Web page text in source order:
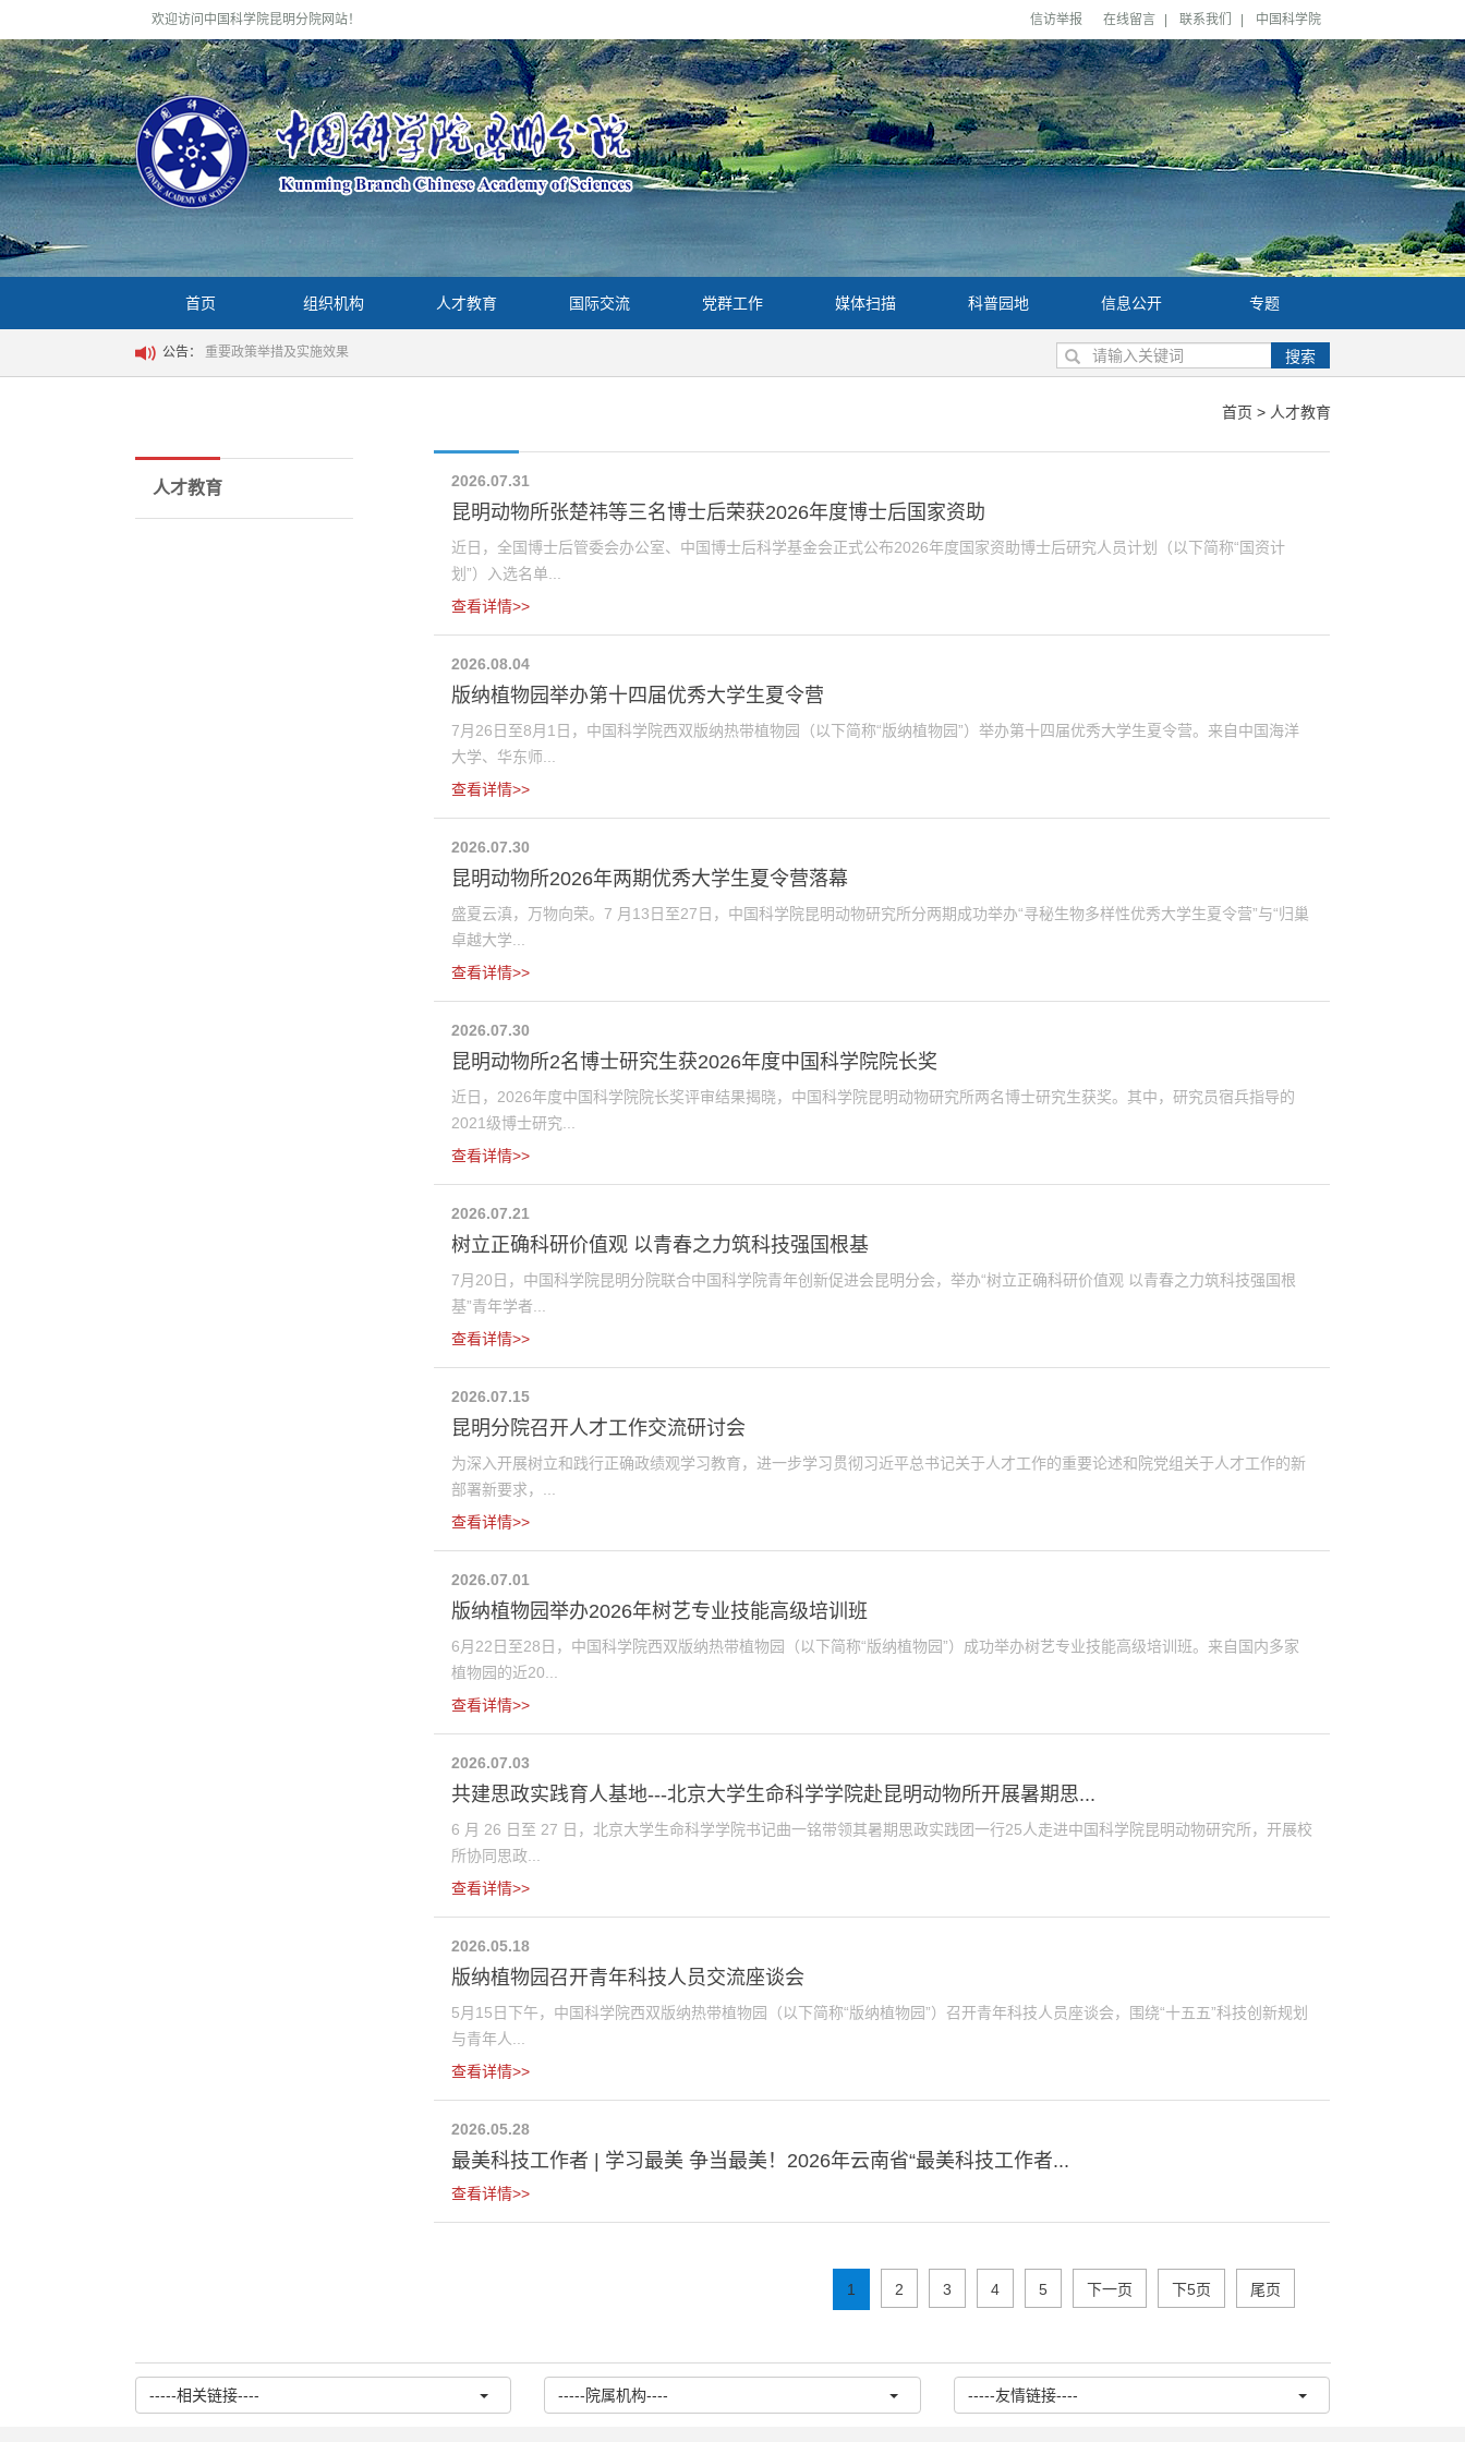
欢迎访问中国科学院昆明分院网站！ 信访举报 在线留言 联系我们 中国科学院
首页 组织机构 人才教育 国际交流 党群工作 媒体扫描 科普园地 信息公开 专题
公告： 重要政策举措及实施效果 搜索
首页 > 人才教育
人才教育 2026.07.31
昆明动物所张楚祎等三名博士后荣获2026年度博士后国家资助
近日，全国博士后管委会办公室、中国博士后科学基金会正式公布2026年度国家资助博士后研究人员计划（以下简称“国资计
划”）入选名单...
查看详情>>
2026.08.04
版纳植物园举办第十四届优秀大学生夏令营
7月26日至8月1日，中国科学院西双版纳热带植物园（以下简称“版纳植物园”）举办第十四届优秀大学生夏令营。来自中国海洋
大学、华东师...
查看详情>>
2026.07.30
昆明动物所2026年两期优秀大学生夏令营落幕
盛夏云滇，万物向荣。7 月13日至27日，中国科学院昆明动物研究所分两期成功举办“寻秘生物多样性优秀大学生夏令营”与“归巢
卓越大学...
查看详情>>
2026.07.30
昆明动物所2名博士研究生获2026年度中国科学院院长奖
近日，2026年度中国科学院院长奖评审结果揭晓，中国科学院昆明动物研究所两名博士研究生获奖。其中，研究员宿兵指导的
2021级博士研究...
查看详情>>
2026.07.21
树立正确科研价值观 以青春之力筑科技强国根基
7月20日，中国科学院昆明分院联合中国科学院青年创新促进会昆明分会，举办“树立正确科研价值观 以青春之力筑科技强国根
基”青年学者...
查看详情>>
2026.07.15
昆明分院召开人才工作交流研讨会
为深入开展树立和践行正确政绩观学习教育，进一步学习贯彻习近平总书记关于人才工作的重要论述和院党组关于人才工作的新
部署新要求，...
查看详情>>
2026.07.01
版纳植物园举办2026年树艺专业技能高级培训班
6月22日至28日，中国科学院西双版纳热带植物园（以下简称“版纳植物园”）成功举办树艺专业技能高级培训班。来自国内多家
植物园的近20...
查看详情>>
2026.07.03
共建思政实践育人基地---北京大学生命科学学院赴昆明动物所开展暑期思...
6 月 26 日至 27 日，北京大学生命科学学院书记曲一铭带领其暑期思政实践团一行25人走进中国科学院昆明动物研究所，开展校
所协同思政...
查看详情>>
2026.05.18
版纳植物园召开青年科技人员交流座谈会
5月15日下午，中国科学院西双版纳热带植物园（以下简称“版纳植物园”）召开青年科技人员座谈会，围绕“十五五”科技创新规划
与青年人...
查看详情>>
2026.05.28
最美科技工作者 | 学习最美 争当最美！2026年云南省“最美科技工作者...
查看详情>>
1 2 3 4 5 下一页 下5页 尾页
-----相关链接---- -----院属机构---- -----友情链接----